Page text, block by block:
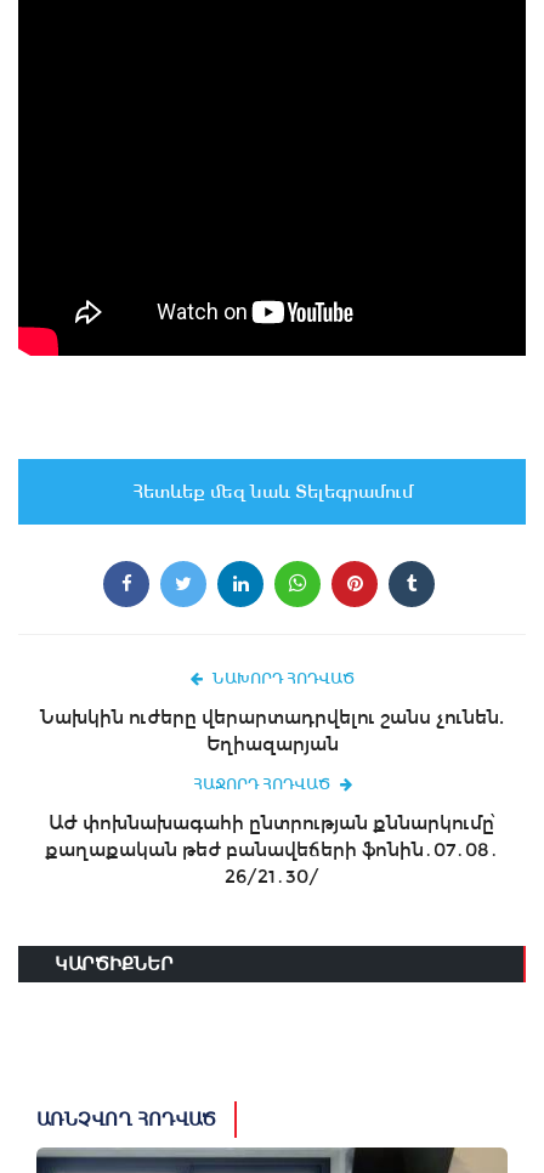
Հետևեք մեզ նաև Տելեգրամում
ՆԱԽՈՐԴ ՀՈԴՎԱԾ
Նախկին ուժերը վերարտադրվելու շանս չունեն.
Եղիազարյան
ՀԱՋՈՐԴ ՀՈԴՎԱԾ
ԱԺ փոխնախագահի ընտրության քննարկումը՝
քաղաքական թեժ բանավեճերի ֆոնին․07․08․
26/21․30/
ԿԱՐԾԻՔՆԵՐ
ԱՌՆՉՎՈՂ ՀՈԴՎԱԾ